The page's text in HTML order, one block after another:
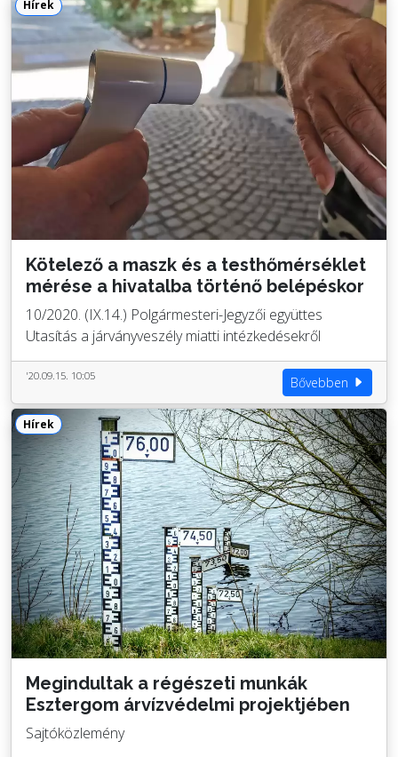
Hírek
Kötelező a maszk és a testhőmérséklet
mérése a hivatalba történő belépéskor
10/2020. (IX.14.) Polgármesteri-Jegyzői együttes
Utasítás a járványveszély miatti intézkedésekről
'20.09.15. 10:05 Bővebben
Hírek
Megindultak a régészeti munkák
Esztergom árvízvédelmi projektjében
Sajtóközlemény